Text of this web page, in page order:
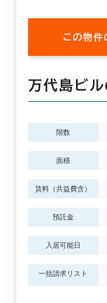
この物件
万代島ビ
階数
面積
賃料（共益費含）
預託金
入居可能日
一括請求リスト